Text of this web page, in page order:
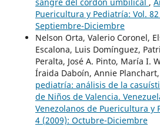
Puericultura y Pediatría: Vol.
Septiembre-Diciembre
Nelson Orta, Valerio Coronel,
Escalona, Luis Domínguez,
Peralta, José A. Pinto, María I.
Íraida Daboín, Annie Planchart,
pediatría: análisis de la
de Niños de Valencia.
Venezolanos de Puericultura y
4 (2009): Octubre-Diciembre